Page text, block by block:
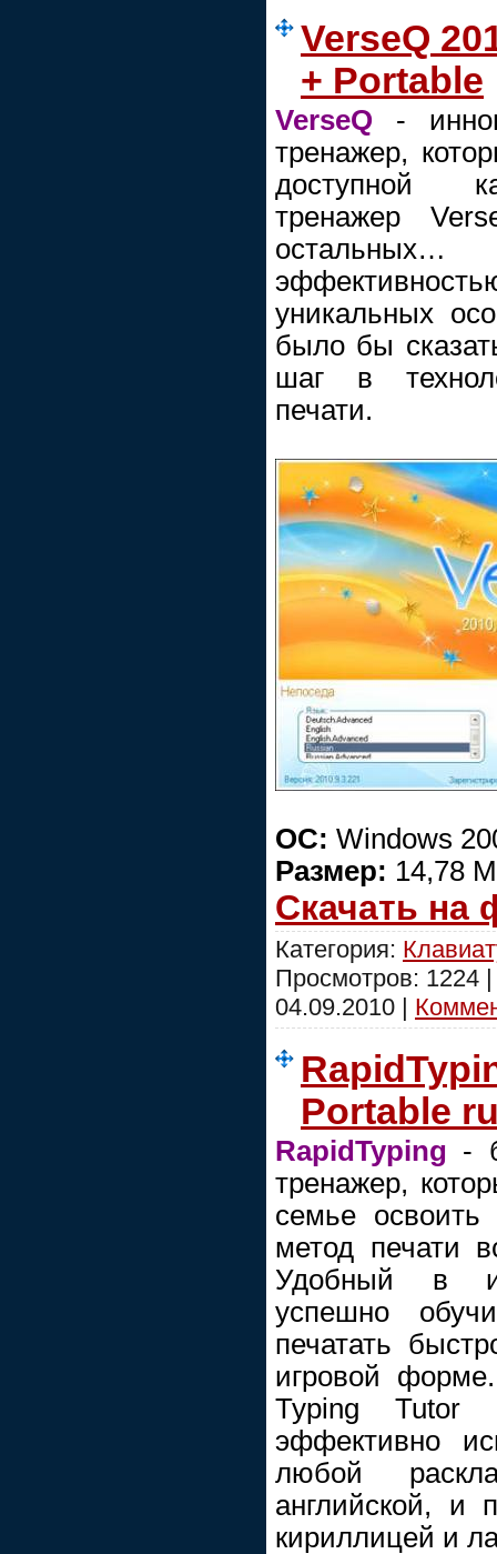
VerseQ
+ Portable
VerseQ -
тренажер,
доступной
тренажер
уникальных
было бы
шаг в
печати.
ОС: Windows
Размер: 14,78
Скачать на
Категория:
Просмотров: 1224
04.09.2010 |
Portable
RapidTyping -
тренажер,
семье освоить
метод печати
Удобный в
успешно
печатать
игровой
Typing Tutor
эффективно
любой
английской, и
кириллицей и